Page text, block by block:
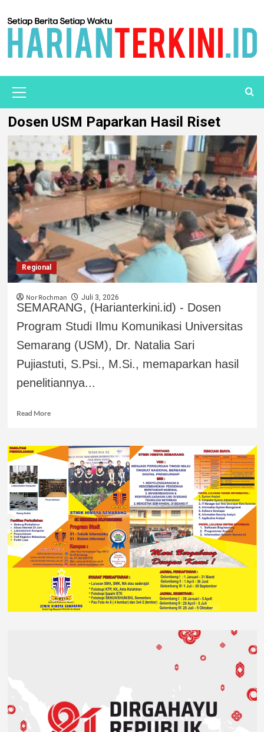
Dosen USM Paparkan Hasil Riset
Regional
Nor Rochman Juli 3, 2026
SEMARANG, (Harianterkini.id) - Dosen
Program Studi Ilmu Komunikasi Universitas
Semarang (USM), Dr. Natalia Sari
Pujiastuti, S.Psi., M.Si., memaparkan hasil
penelitiannya...
Read More